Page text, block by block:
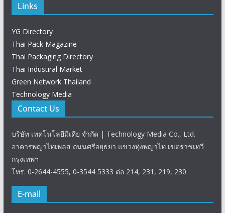
Links
YG Directory
Thai Pack Magazine
Thai Packaging Directory
Thai Industiral Market
Green Network Thailand
Technology Media
Contact Us
บริษัท เทคโนโลยีมีเดีย จำกัด | Technology Media Co., Ltd.
อาคารพญาไทเพลส ถนนศรีอยุธยา แขวงทุ่งพญาไท เขตราชเทวี
กรุงเทพฯ
โทร. 0-2644-4555, 0-3544 5333 ต่อ 214, 231, 219, 230
E-mail